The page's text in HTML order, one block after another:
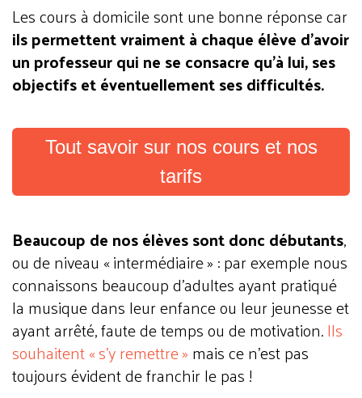
Les cours à domicile sont une bonne réponse car
ils permettent vraiment à chaque élève d’avoir
un professeur qui ne se consacre qu’à lui, ses
objectifs et éventuellement ses difficultés.
Tout savoir sur nos cours et nos
tarifs
Beaucoup de nos élèves sont donc débutants,
ou de niveau « intermédiaire » : par exemple nous
connaissons beaucoup d’adultes ayant pratiqué
la musique dans leur enfance ou leur jeunesse et
ayant arrêté, faute de temps ou de motivation.Ils
souhaitent « s’y remettre »mais ce n’est pas
toujours évident de franchir le pas !